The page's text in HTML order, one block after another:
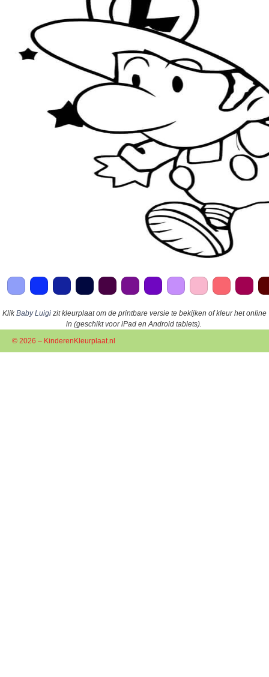
KlikBaby Luigi zit kleurplaat om de printbare versie te bekijken of kleur het online
in (geschikt voor iPad en Android tablets).
© 2026 – KinderenKleurplaat.nl